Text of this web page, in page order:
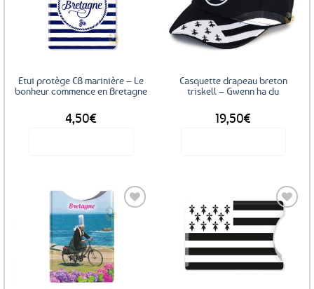
options
peuvent
être
Etui protège CB marinière – Le
bonheur commence en Bretagne
4,50€
Ajouter
aux
favoris
Casquette drapeau breton
triskell – Gwenn ha du
19,50€
Ajouter
aux
favoris